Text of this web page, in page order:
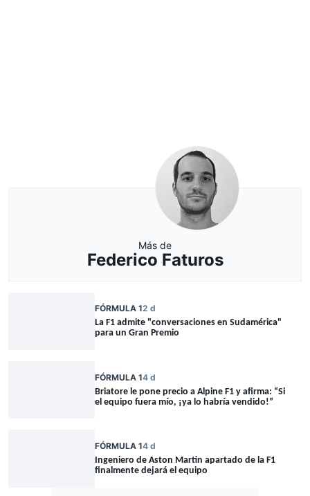
Más de
Federico Faturos
FÓRMULA 12 d
La F1 admite "conversaciones en Sudamérica"
para un Gran Premio
FÓRMULA 14 d
Briatore le pone precio a Alpine F1 y afirma: “Si
el equipo fuera mío, ¡ya lo habría vendido!”
FÓRMULA 14 d
Ingeniero de Aston Martin apartado de la F1
finalmente dejará el equipo